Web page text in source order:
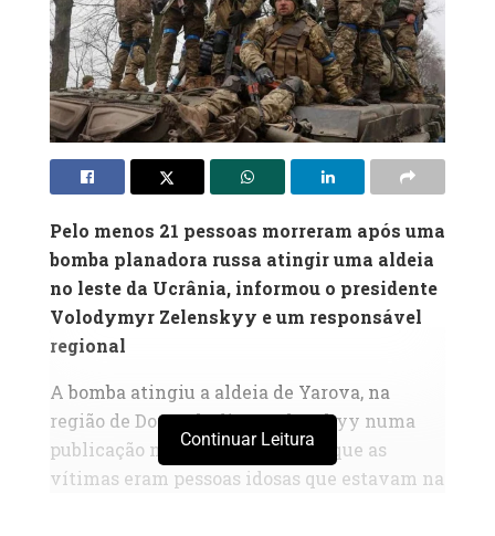
Pelo menos 21 pessoas morreram após uma
bomba planadora russa atingir uma aldeia
no leste da Ucrânia, informou o presidente
Volodymyr Zelenskyy e um responsável
regional
A bomba atingiu a aldeia de Yarova, na
região de Donetsk, disse Zelenskyy numa
publicação no X, acrescentando que as
vítimas eram pessoas idosas que estavam na
Continuar Leitura